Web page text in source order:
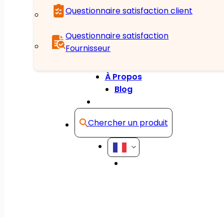
Questionnaire satisfaction client
Questionnaire satisfaction
Fournisseur
À Propos
Blog
Chercher un produit